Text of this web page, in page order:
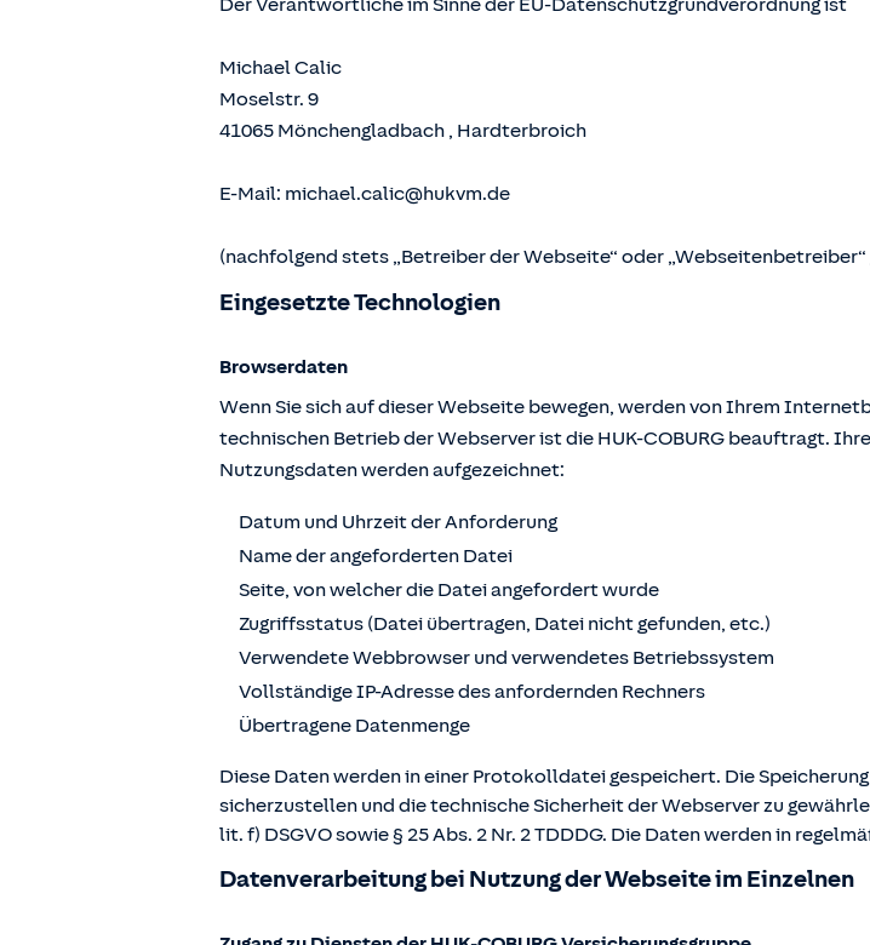
Der Verantwortliche im Sinne der EU-Datenschutzgrundverordnung ist
Michael Calic
Moselstr. 9
41065 Mönchengladbach , Hardterbroich
E-Mail: michael.calic@hukvm.de
(nachfolgend stets „Betreiber der Webseite“ oder „Webseitenbetreiber“
Eingesetzte Technologien
Browserdaten
Wenn Sie sich auf dieser Webseite bewegen, werden von Ihrem
technischen Betrieb der Webserver ist die HUK-COBURG beauftragt.
Nutzungsdaten werden aufgezeichnet:
Datum und Uhrzeit der Anforderung
Name der angeforderten Datei
Seite, von welcher die Datei angefordert wurde
Zugriffsstatus (Datei übertragen, Datei nicht gefunden, etc.)
Verwendete Webbrowser und verwendetes Betriebssystem
Vollständige IP-Adresse des anfordernden Rechners
Übertragene Datenmenge
Diese Daten werden in einer Protokolldatei gespeichert. Die
sicherzustellen und die technische Sicherheit der Webserver zu
lit. f) DSGVO sowie § 25 Abs. 2 Nr. 2 TDDDG. Die Daten werden in
Datenverarbeitung bei Nutzung der Webseite im Einzelnen